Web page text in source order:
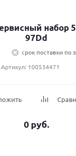
набор
97Dd
срок поставки по
Артикул: 100534471
0 руб.